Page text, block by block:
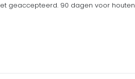
geaccepteerd. 90 dagen voor